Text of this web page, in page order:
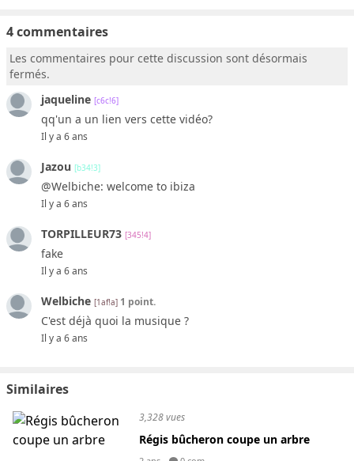
4 commentaires
Les commentaires pour cette discussion sont désormais
fermés.
jaqueline [c6c!6]
qq'un a un lien vers cette vidéo?
Il y a 6 ans
Jazou [b34!3]
@Welbiche: welcome to ibiza
Il y a 6 ans
TORPILLEUR73 [345!4]
fake
Il y a 6 ans
Welbiche [1af!a] 1 point.
C'est déjà quoi la musique ?
Il y a 6 ans
Similaires
3,328 vues
Régis bûcheron coupe un arbre